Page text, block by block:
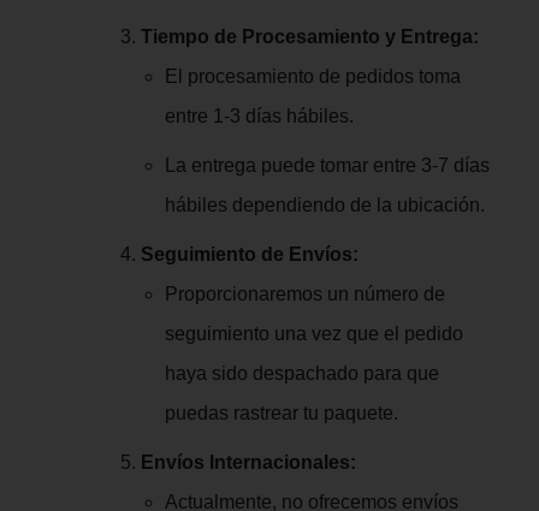
Tiempo de Procesamiento y Entrega:
El procesamiento de pedidos toma
entre 1-3 días hábiles.
La entrega puede tomar entre 3-7 días
hábiles dependiendo de la ubicación.
Seguimiento de Envíos:
Proporcionaremos un número de
seguimiento una vez que el pedido
haya sido despachado para que
puedas rastrear tu paquete.
Envíos Internacionales:
Actualmente, no ofrecemos envíos